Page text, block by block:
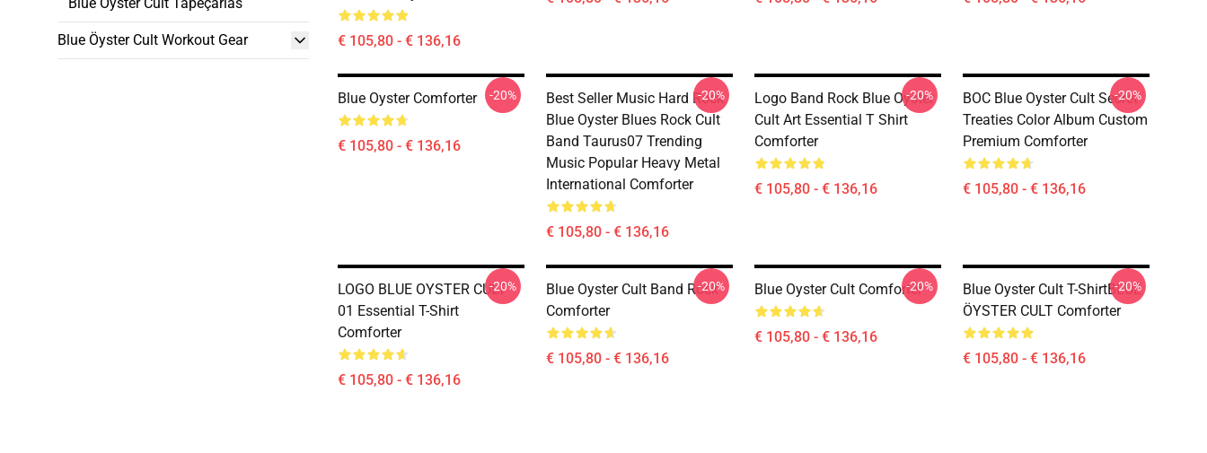
Blue Öyster Cult Workout Gear € 105,80 - € 136,16
Blue Oyster Comforter
€ 105,80 - € 136,16
-20%
Best Seller Music Hard Rock
Blue Oyster Blues Rock Cult
Band Taurus07 Trending
Music Popular Heavy Metal
International Comforter
€ 105,80 - € 136,16
-20%
Logo Band Rock Blue Oyster
Cult Art Essential T Shirt
Comforter
€ 105,80 - € 136,16
-20%
BOC Blue Oyster Cult Secret
Treaties Color Album Custom
Premium Comforter
€ 105,80 - € 136,16
-20%
LOGO BLUE OYSTER CULT
01 Essential T-Shirt
Comforter
€ 105,80 - € 136,16
-20%
Blue Oyster Cult Band Rock
Comforter
€ 105,80 - € 136,16
-20% Blue Oyster Cult Comforter
€ 105,80 - € 136,16
-20%
Blue Oyster Cult T-ShirtBLUE
ÖYSTER CULT Comforter
€ 105,80 - € 136,16
-20%